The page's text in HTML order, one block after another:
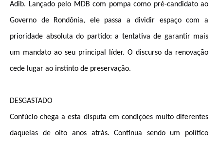
Adib. Lançado pelo MDB com pompa como pré-candidato ao
Governo de Rondônia, ele passa a dividir espaço com a
prioridade absoluta do partido: a tentativa de garantir mais
um mandato ao seu principal líder. O discurso da renovação
cede lugar ao instinto de preservação.
DESGASTADO
Confúcio chega a esta disputa em condições muito diferentes
daquelas de oito anos atrás. Continua sendo um político